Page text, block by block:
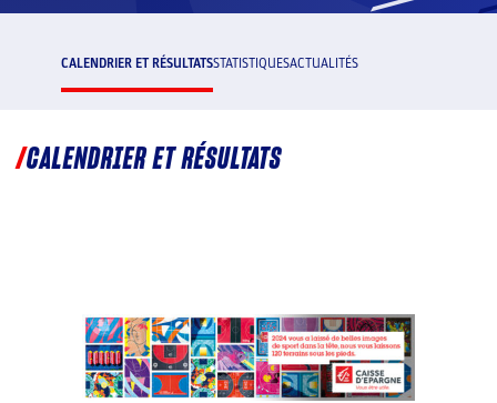
CALENDRIER ET RÉSULTATSSTATISTIQUESACTUALITÉS
CALENDRIER ET RÉSULTATS